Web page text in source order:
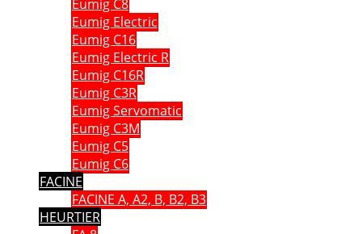
Eumig C8
Eumig Electric
Eumig C16
Eumig Electric R
Eumig C16R
Eumig C3R
Eumig Servomatic
Eumig C3M
Eumig C5
Eumig C6
FACINE
FACINE A, A2, B, B2, B3
HEURTIER